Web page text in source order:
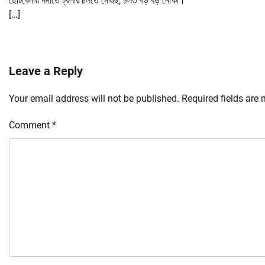
[…]
Leave a Reply
Your email address will not be published. Required fields are
Comment *